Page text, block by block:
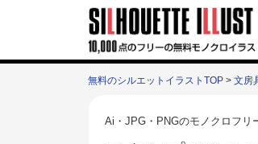
無料のシルエットイラストTOP > 文房
Ai・JPG・PNGのモノクロフリ